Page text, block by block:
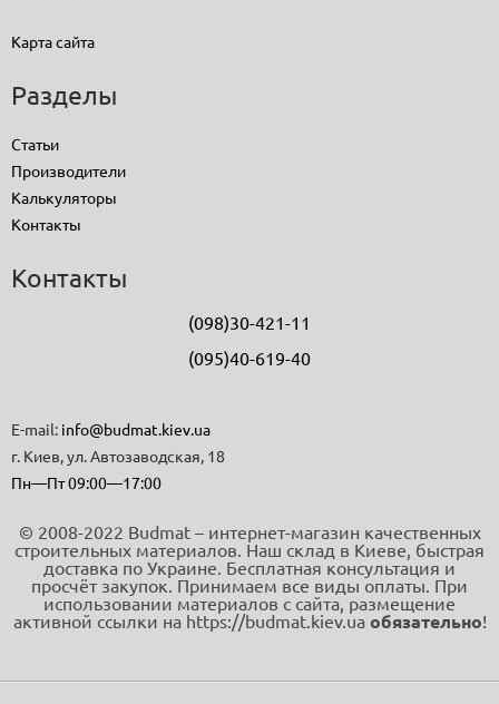
Карта сайта
Разделы
Статьи
Производители
Калькуляторы
Контакты
Контакты
(098)30-421-11
(095)40-619-40
E-mail: info@budmat.kiev.ua
г. Киев, ул. Автозаводская, 18
Пн—Пт 09:00—17:00
© 2008-2022 Budmat – интернет-магазин качественных
строительных материалов. Наш склад в Киеве, быстрая
доставка по Украине. Бесплатная консультация и
просчёт закупок. Принимаем все виды оплаты. При
использовании материалов с сайта, размещение
активной ссылки на https://budmat.kiev.ua обязательно!